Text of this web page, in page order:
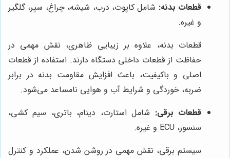
قطعات بدنه: شامل کاپوت، درب، شیشه، چراغ، سپر، گلگیر
و غیره.
قطعات بدنه، علاوه بر زیبایی ظاهری، نقش مهمی در
حفاظت از قطعات داخلی دستگاه دارند. استفاده از قطعات
اصلی و باکیفیت، باعث افزایش مقاومت بدنه در برابر
ضربه، خوردگی و شرایط آب و هوایی نامساعد می‌شود.
قطعات برقی: شامل استارت، دینام، باتری، سیم کشی،
سنسور، ECU و غیره.
سیستم برقی، نقش مهمی در روشن شدن، عملکرد و کنترل